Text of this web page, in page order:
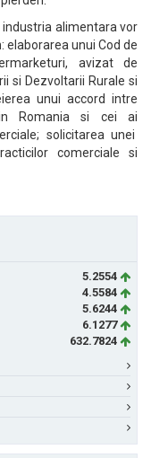
alimentara vor
elaborarea unui Cod de
avizat de
si Dezvoltarii Rurale si
unui accord intre
Romania si cei ai
solicitarea unei
comerciale si
5.2554
4.5584
5.6244
6.1277
632.7824